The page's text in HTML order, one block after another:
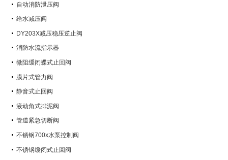
自动消防泄压阀
给水减压阀
DY203X减压稳压逆止阀
消防水流指示器
微阻缓闭蝶式止回阀
膜片式管力阀
静音式止回阀
液动角式排泥阀
管道紧急切断阀
不锈钢700x水泵控制阀
不锈钢缓闭式止回阀